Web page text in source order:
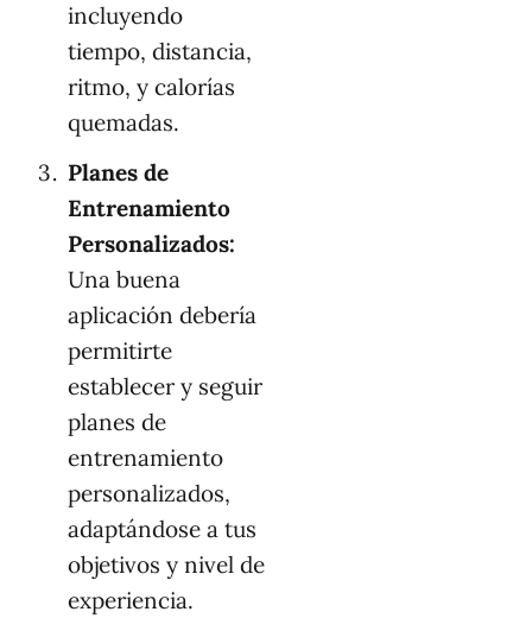
incluyendo
tiempo, distancia,
ritmo, y calorías
quemadas.
Planes de
Entrenamiento
Personalizados:
Una buena
aplicación debería
permitirte
establecer y seguir
planes de
entrenamiento
personalizados,
adaptándose a tus
objetivos y nivel de
experiencia.